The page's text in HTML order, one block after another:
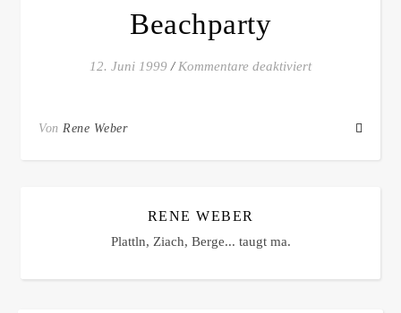
Beachparty
12. Juni 1999 / Kommentare deaktiviertfür Beachparty
Von Rene Weber
RENE WEBER
Plattln, Ziach, Berge... taugt ma.